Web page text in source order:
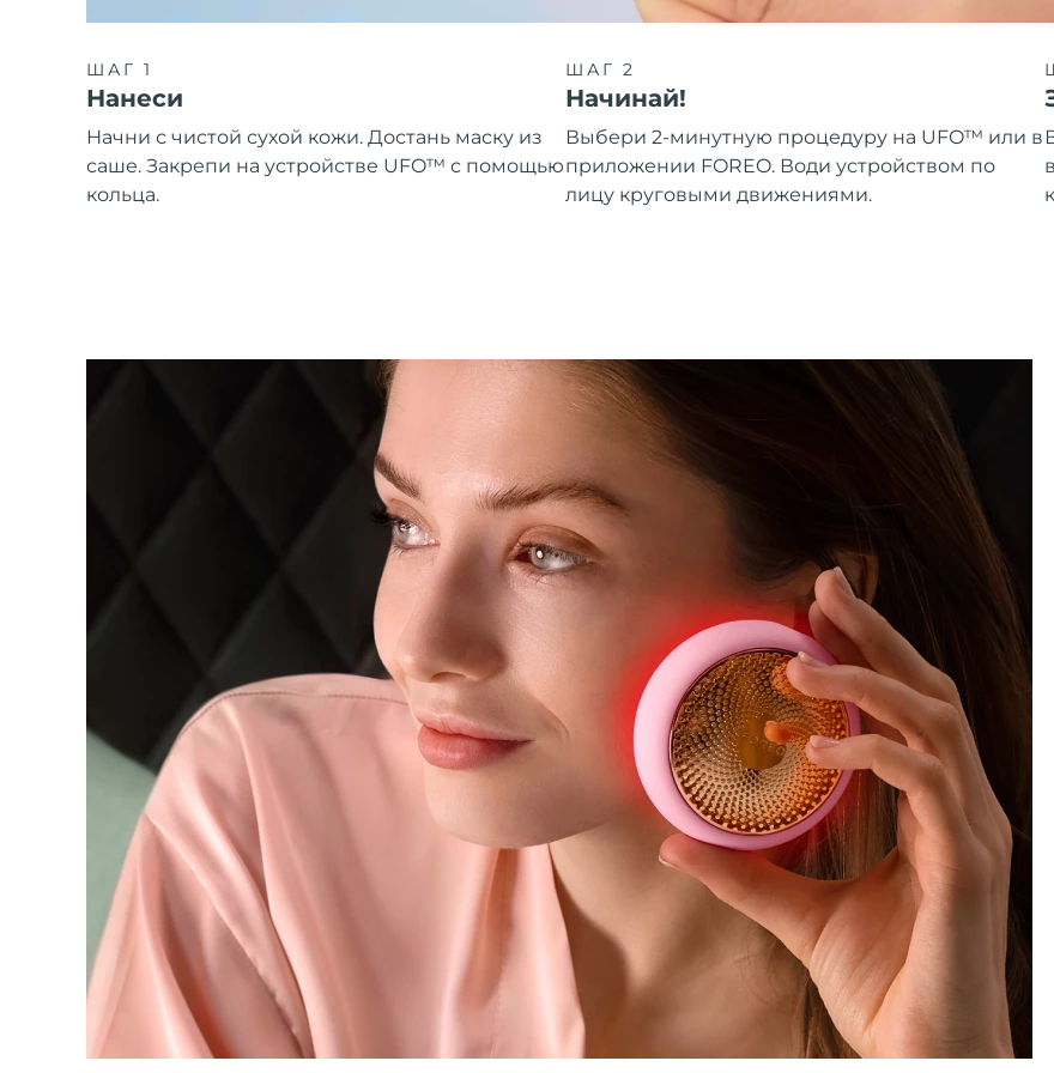
ШАГ 1
Нанеси
Начни с чистой сухой кожи. Достань маску из
саше. Закрепи на устройстве UFO™ с помощью
кольца.
ШАГ 2
Начинай!
Выбери 2-минутную процедуру на UFO™ или в
приложении FOREO. Води устройством по
лицу круговыми движениями.